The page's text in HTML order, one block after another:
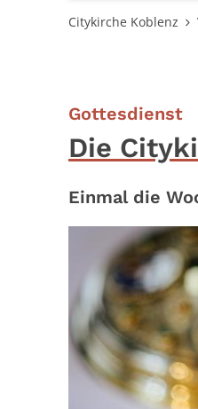
Citykirche Koblenz
Gottesdienst:
Die
Einmal die